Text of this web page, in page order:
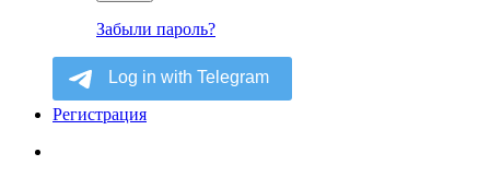
Забыли пароль?
Регистрация